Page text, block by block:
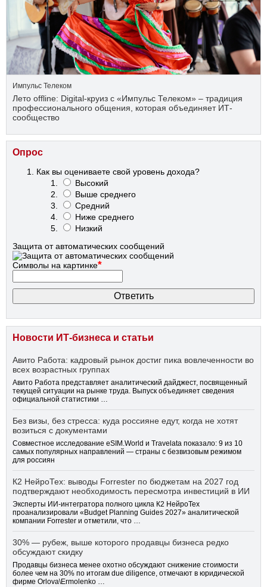
Импульс Телеком
Лето offline: Digital-круиз с «Импульс Телеком» – традиция
профессионального общения, которая объединяет ИТ-
сообщество
Опрос
Как вы оцениваете свой уровень дохода?
Высокий
Выше среднего
Средний
Ниже среднего
Низкий
Защита от автоматических сообщений
Символы на картинке*
Новости ИТ-бизнеса и статьи
Авито Работа: кадровый рынок достиг пика вовлеченности во
всех возрастных группах
Авито Работа представляет аналитический дайджест, посвященный
текущей ситуации на рынке труда. Выпуск объединяет сведения
официальной статистики …
Без визы, без стресса: куда россияне едут, когда не хотят
возиться с документами
Совместное исследование eSIM.World и Travelata показало: 9 из 10
самых популярных направлений — страны с безвизовым режимом
для россиян
К2 НейроТех: выводы Forrester по бюджетам на 2027 год
подтверждают необходимость пересмотра инвестиций в ИИ
Эксперты ИИ-интегратора полного цикла К2 НейроТех
проанализировали «Budget Planning Guides 2027» аналитической
компании Forrester и отметили, что …
30% — рубеж, выше которого продавцы бизнеса редко
обсуждают скидку
Продавцы бизнеса менее охотно обсуждают снижение стоимости
более чем на 30% по итогам due diligence, отмечают в юридической
фирме Orlova\Ermolenko …